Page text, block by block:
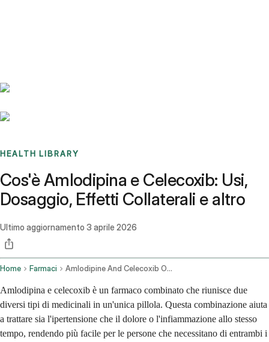
HEALTH LIBRARY
Cos'è Amlodipina e Celecoxib: Usi,
Dosaggio, Effetti Collaterali e altro
Ultimo aggiornamento 3 aprile 2026
Home Farmaci Amlodipine And Celecoxib Oral Route
Amlodipina e celecoxib è un farmaco combinato che riunisce due
diversi tipi di medicinali in un'unica pillola. Questa combinazione aiuta
a trattare sia l'ipertensione che il dolore o l'infiammazione allo stesso
tempo, rendendo più facile per le persone che necessitano di entrambi i